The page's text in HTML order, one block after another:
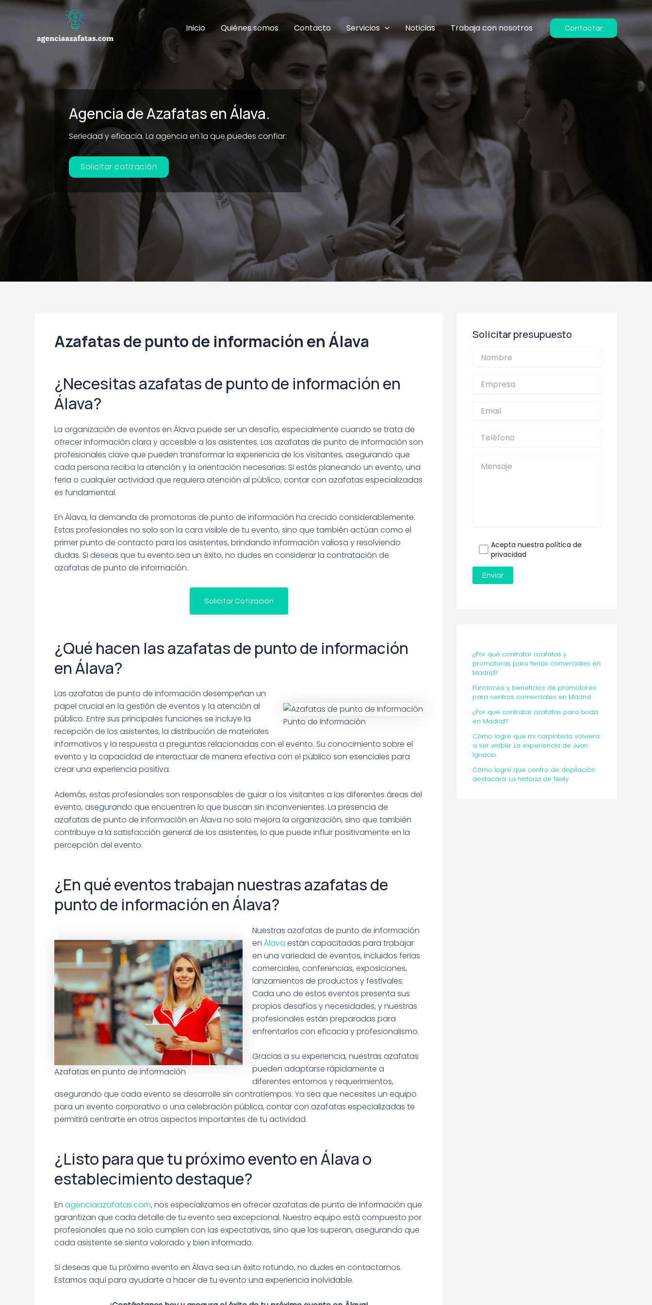
Ir
Inicio Quiénes somos Contacto Servicios Noticias Trabaja con nosotros Contactar
Agencia de Azafatas en Álava.
Seriedad y eficacia. La agencia en la que puedes confiar.
Solicitar cotización
Azafatas de punto de información en Álava
¿Necesitas azafatas de punto de información en
Álava?
La organización de eventos en Álava puede ser un desafío, especialmente cuando se trata de
ofrecer información clara y accesible a los asistentes. Las azafatas de punto de información son
profesionales clave que pueden transformar la experiencia de los visitantes, asegurando que
cada persona reciba la atención y la orientación necesarias. Si estás planeando un evento, una
feria o cualquier actividad que requiera atención al público, contar con azafatas especializadas
es fundamental.
En Álava, la demanda de promotoras de punto de información ha crecido considerablemente.
Estas profesionales no solo son la cara visible de tu evento, sino que también actúan como el
primer punto de contacto para los asistentes, brindando información valiosa y resolviendo
dudas. Si deseas que tu evento sea un éxito, no dudes en considerar la contratación de
azafatas de punto de información.
Solicitar Cotización
¿Qué hacen las azafatas de punto de información
en Álava?
Punto de Información
Las azafatas de punto de información desempeñan un
papel crucial en la gestión de eventos y la atención al
público. Entre sus principales funciones se incluye la
recepción de los asistentes, la distribución de materiales
informativos y la respuesta a preguntas relacionadas con el evento. Su conocimiento sobre el
evento y la capacidad de interactuar de manera efectiva con el público son esenciales para
crear una experiencia positiva.
Además, estas profesionales son responsables de guiar a los visitantes a las diferentes áreas del
evento, asegurando que encuentren lo que buscan sin inconvenientes. La presencia de
azafatas de punto de información en Álava no solo mejora la organización, sino que también
contribuye a la satisfacción general de los asistentes, lo que puede influir positivamente en la
percepción del evento.
¿En qué eventos trabajan nuestras azafatas de
punto de información en Álava?
Azafatas en punto de información
Nuestras azafatas de punto de información
en Álava están capacitadas para trabajar
en una variedad de eventos, incluidos ferias
comerciales, conferencias, exposiciones,
lanzamientos de productos y festivales.
Cada uno de estos eventos presenta sus
propios desafíos y necesidades, y nuestras
profesionales están preparadas para
enfrentarlos con eficacia y profesionalismo.
Gracias a su experiencia, nuestras azafatas
pueden adaptarse rápidamente a
diferentes entornos y requerimientos,
asegurando que cada evento se desarrolle sin contratiempos. Ya sea que necesites un equipo
para un evento corporativo o una celebración pública, contar con azafatas especializadas te
permitirá centrarte en otros aspectos importantes de tu actividad.
¿Listo para que tu próximo evento en Álava o
establecimiento destaque?
En agenciaazafatas.com, nos especializamos en ofrecer azafatas de punto de información que
garantizan que cada detalle de tu evento sea excepcional. Nuestro equipo está compuesto por
profesionales que no solo cumplen con las expectativas, sino que las superan, asegurando que
cada asistente se sienta valorado y bien informado.
Si deseas que tu próximo evento en Álava sea un éxito rotundo, no dudes en contactarnos.
Estamos aquí para ayudarte a hacer de tu evento una experiencia inolvidable.
Solicitar presupuesto
Acepta nuestra política de
privacidad
¿Por qué contratar azafatas y
promotoras para ferias comerciales en
Madrid?
Funciones y beneficios de promotores
para centros comerciales en Madrid
¿Por qué contratar azafatas para boda
en Madrid?
Cómo logré que mi carpintería volviera
a ser visible: La experiencia de Juan
Ignacio
Cómo logré que centro de depilación
destacará: La historia de Nelly